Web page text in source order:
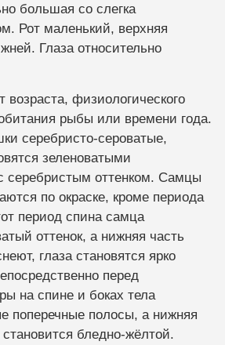
большая со слегка
Рот маленький, верхняя
Глаза относительно
возраста, физиологического
рыбы или времени года.
серебристо-сероватые,
зеленоватыми
серебристым оттенком. Самцы
по окраске, кроме периода
период спина самца
оттенок, а нижняя часть
глаза становятся ярко
перед
на спине и боках тела
поперечные полосы, а нижняя
бледно-жёлтой.